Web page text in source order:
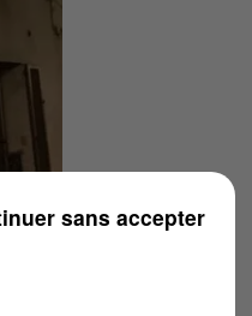
sans accepter